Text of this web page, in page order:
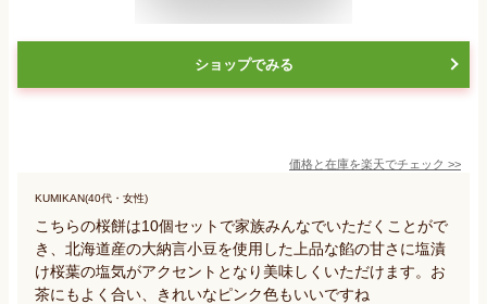
ショップでみる
価格と在庫を楽天でチェック >>
KUMIKAN(40代・女性)
こちらの桜餅は10個セットで家族みんなでいただくことがで
き、北海道産の大納言小豆を使用した上品な餡の甘さに塩漬
け桜葉の塩気がアクセントとなり美味しくいただけます。お
茶にもよく合い、きれいなピンク色もいいですね